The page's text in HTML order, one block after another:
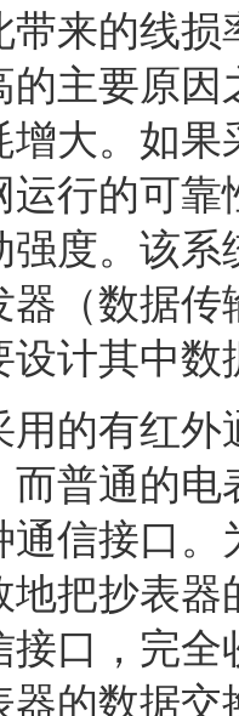
带来的线
的主要原
增大。如
运行的可
强度。该
器（数据
设计其中数
有红外
而普通的
通信接口
地把抄表
接口，完
器的数据